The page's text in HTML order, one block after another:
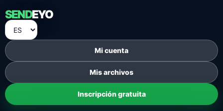
SENDEYO
Mi cuenta
Mis archivos
Inscripción gratuita